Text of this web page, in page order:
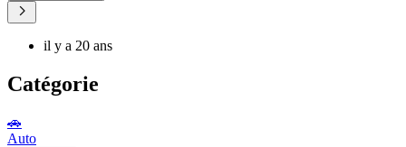
il y a 20 ans
Catégorie
🚗
Auto